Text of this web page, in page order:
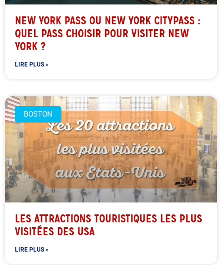
NEW YORK PASS OU NEW YORK CITYPASS :
QUEL PASS CHOISIR POUR VISITER NEW
YORK ?
LIRE PLUS »
BOSTON
LES ATTRACTIONS TOURISTIQUES LES PLUS
VISITÉES DES USA
LIRE PLUS »